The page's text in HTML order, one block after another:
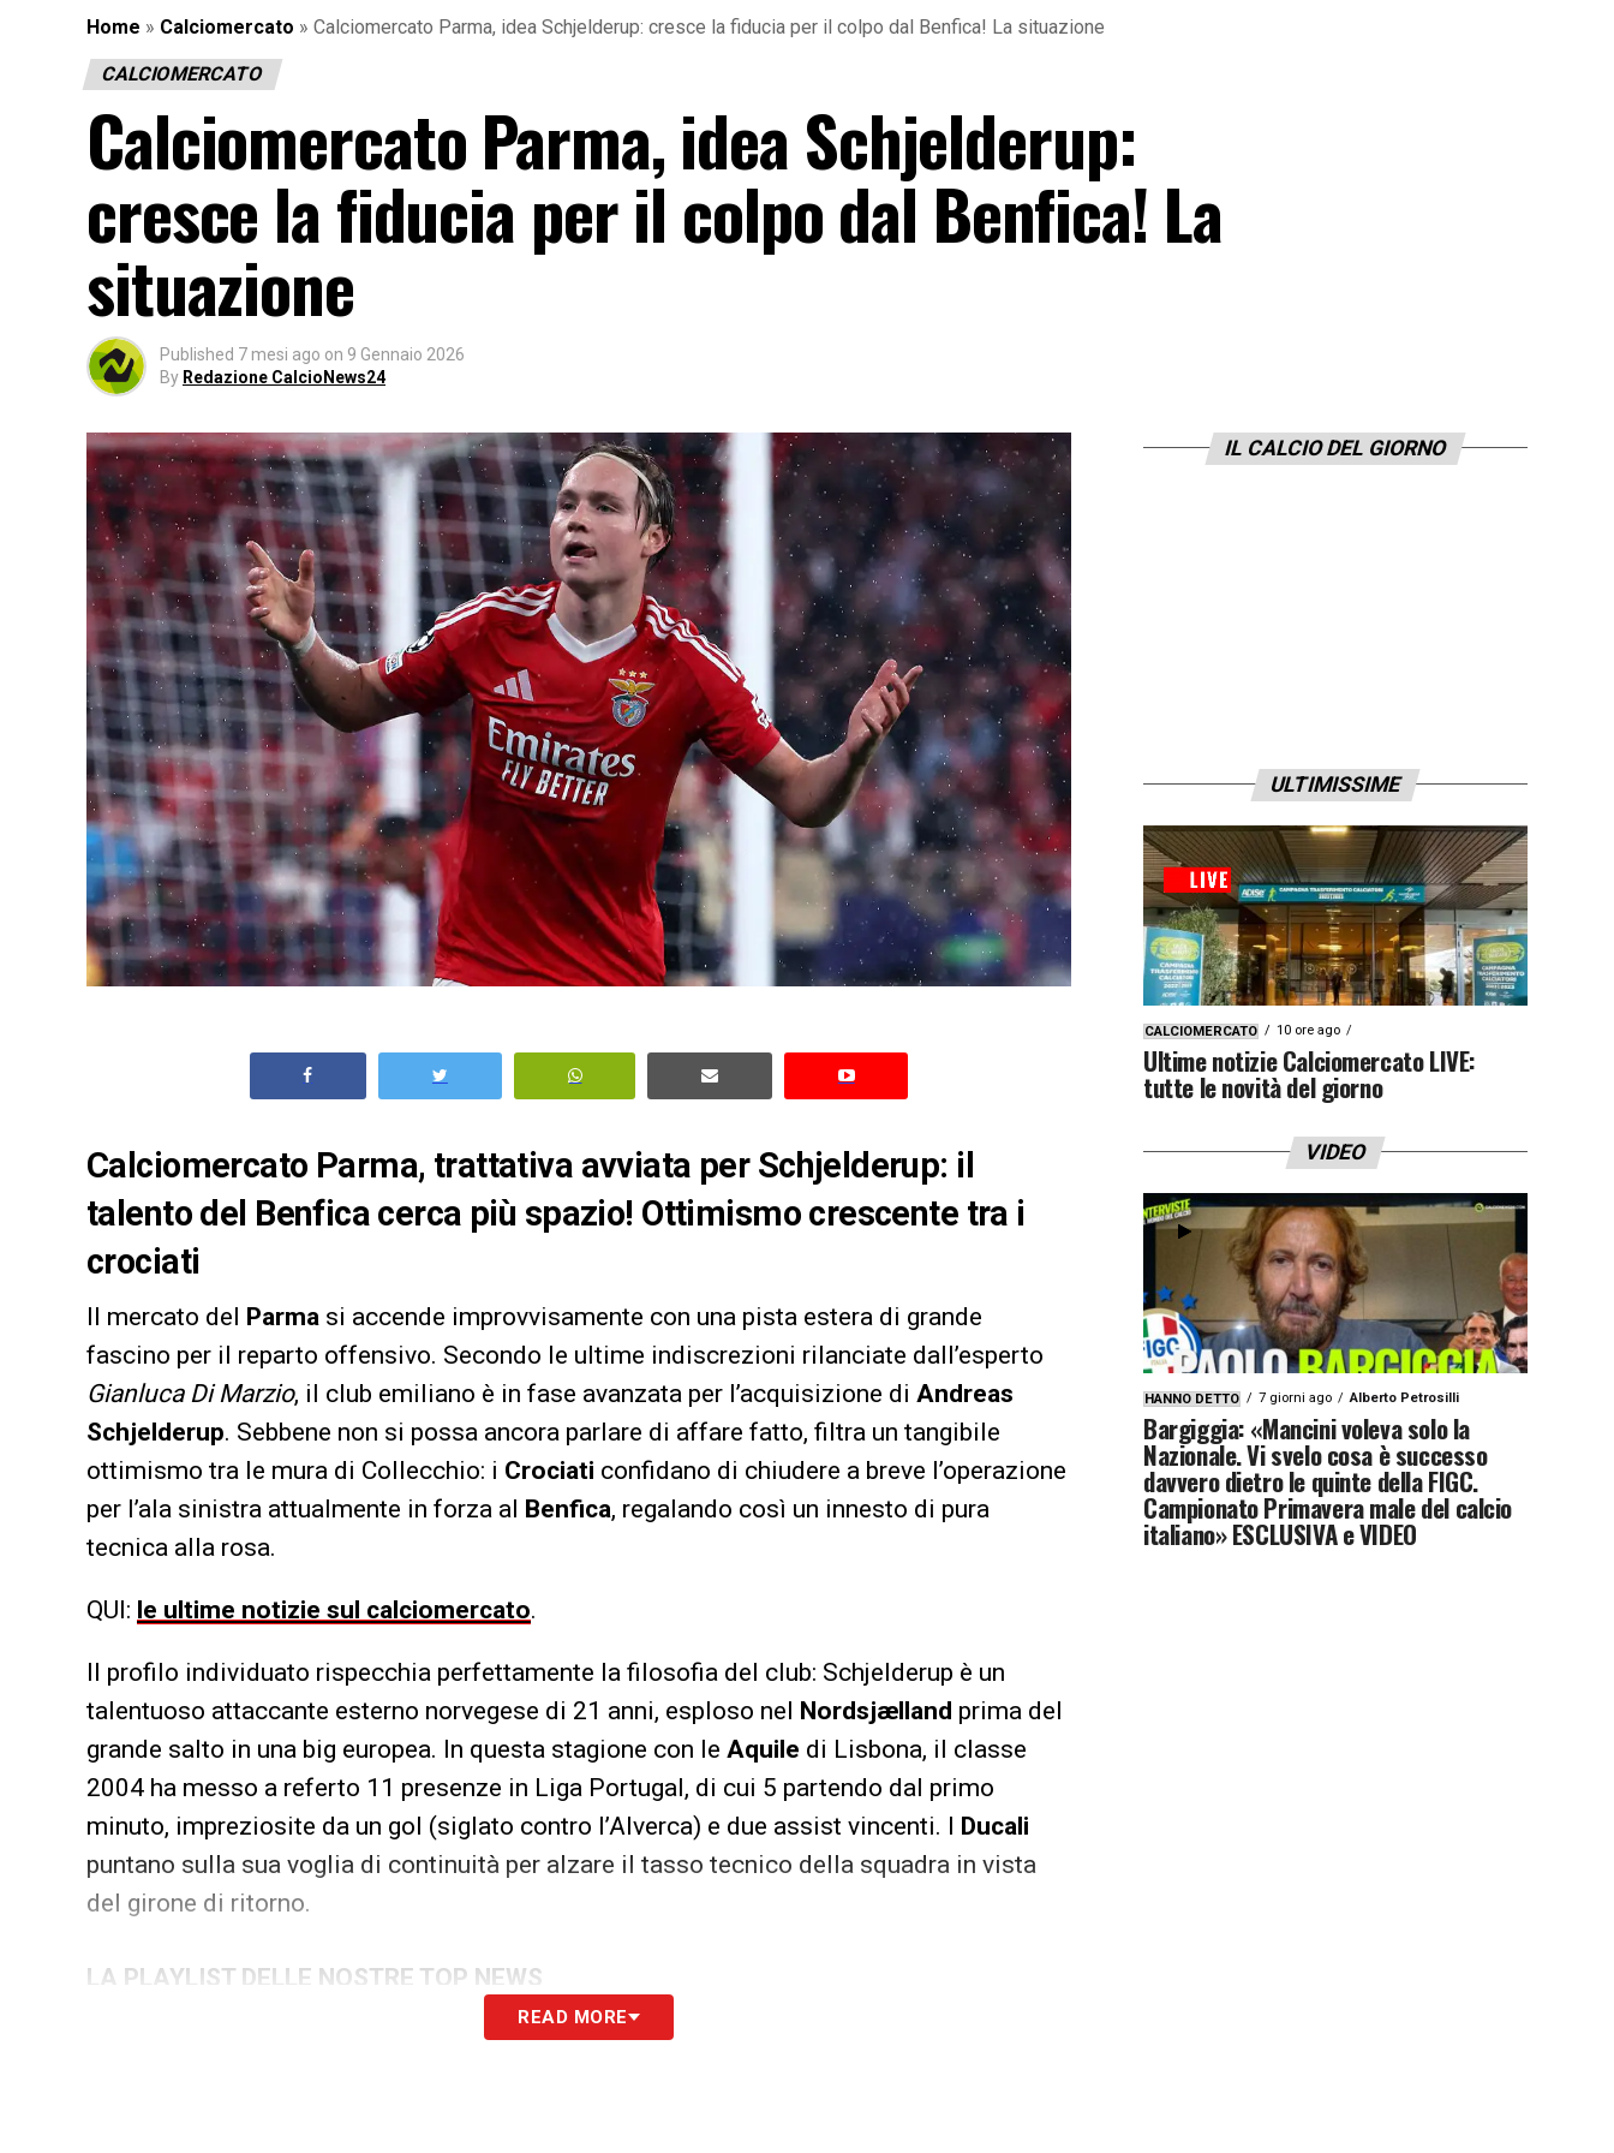
Home » Calciomercato » Calciomercato Parma, idea Schjelderup: cresce la fiducia per il colpo dal Benfica! La situazione
CALCIOMERCATO
Calciomercato Parma, idea Schjelderup:
cresce la fiducia per il colpo dal Benfica! La
situazione
Published 7 mesi ago on 9 Gennaio 2026
By Redazione CalcioNews24
Calciomercato Parma, trattativa avviata per Schjelderup: il
talento del Benfica cerca più spazio! Ottimismo crescente tra i
crociati
Il mercato del Parma si accende improvvisamente con una pista estera di grande
fascino per il reparto offensivo. Secondo le ultime indiscrezioni rilanciate dall’esperto
Gianluca Di Marzio, il club emiliano è in fase avanzata per l’acquisizione di Andreas
Schjelderup. Sebbene non si possa ancora parlare di affare fatto, filtra un tangibile
ottimismo tra le mura di Collecchio: i Crociati confidano di chiudere a breve l’operazione
per l’ala sinistra attualmente in forza al Benfica, regalando così un innesto di pura
tecnica alla rosa.
QUI: le ultime notizie sul calciomercato.
Il profilo individuato rispecchia perfettamente la filosofia del club: Schjelderup è un
talentuoso attaccante esterno norvegese di 21 anni, esploso nel Nordsjælland prima del
grande salto in una big europea. In questa stagione con le Aquile di Lisbona, il classe
2004 ha messo a referto 11 presenze in Liga Portugal, di cui 5 partendo dal primo
minuto, impreziosite da un gol (siglato contro l’Alverca) e due assist vincenti. I Ducali
puntano sulla sua voglia di continuità per alzare il tasso tecnico della squadra in vista
del girone di ritorno.
LA PLAYLIST DELLE NOSTRE TOP NEWS
READ MORE
IL CALCIO DEL GIORNO
ULTIMISSIME
CALCIOMERCATO 10 ore ago
Ultime notizie Calciomercato LIVE:
tutte le novità del giorno
VIDEO
HANNO DETTO 7 giorni ago Alberto Petrosilli
Bargiggia: «Mancini voleva solo la
Nazionale. Vi svelo cosa è successo
davvero dietro le quinte della FIGC.
Campionato Primavera male del calcio
italiano» ESCLUSIVA e VIDEO